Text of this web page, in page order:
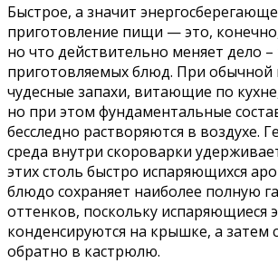
Быстрое, а значит
приготовление пищи — это,
но что действительно меняет дело –
приготовляемых блюд. При обычной
чудесные запахи, витающие по
но при этом фундаментальные
бесследно растворяются в воздухе.
среда внутри скороварки
этих столь быстро испаряющихся
блюдо сохраняет наиболее полную
оттенков, поскольку испаряющиеся
конденсируются на крышке, а затем
обратно в кастрюлю.